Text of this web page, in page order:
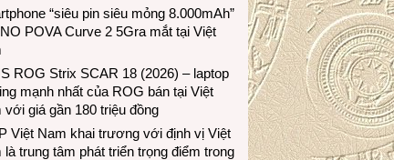
“siêu pin siêu mỏng 8.000mAh”
POVA Curve 2 5Gra mắt tại Việt
ROG Strix SCAR 18 (2026) – laptop
mạnh nhất của ROG bán tại Việt
với giá gần 180 triệu đồng
Việt Nam khai trương với định vị Việt
là trung tâm phát triển trọng điểm trong